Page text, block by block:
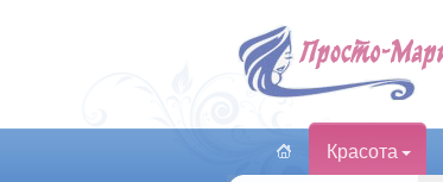
Красота